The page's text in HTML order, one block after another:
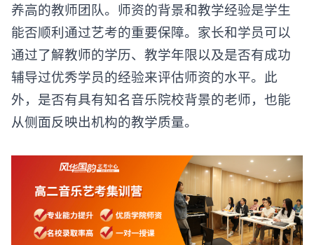
养高的教师团队。师资的背景和教学经验是学生
能否顺利通过艺考的重要保障。家长和学员可以
通过了解教师的学历、教学年限以及是否有成功
辅导过优秀学员的经验来评估师资的水平。此
外，是否有具有知名音乐院校背景的老师，也能
从侧面反映出机构的教学质量。